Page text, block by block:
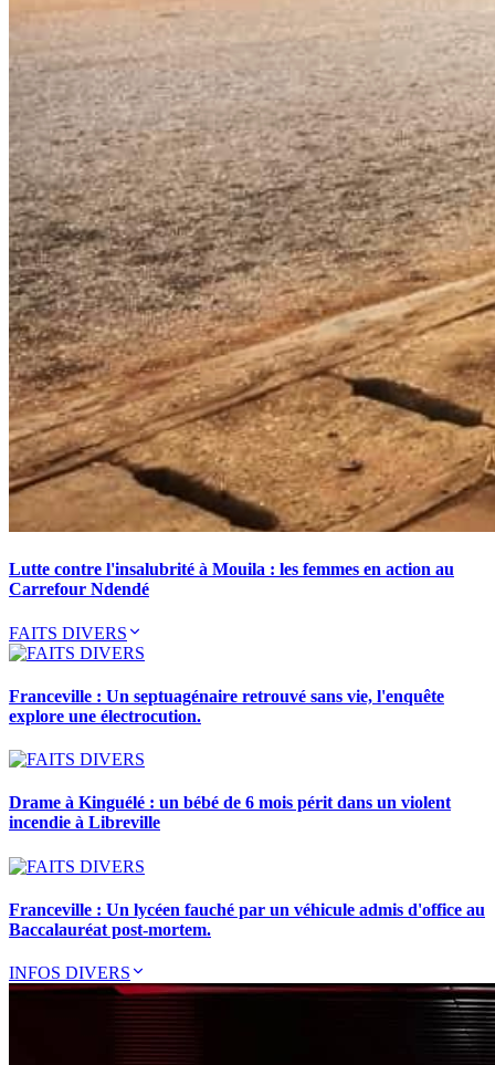
Lutte contre l'insalubrité à Mouila : les femmes en action au
Carrefour Ndendé
FAITS DIVERS
Franceville : Un septuagénaire retrouvé sans vie, l'enquête
explore une électrocution.
Drame à Kinguélé : un bébé de 6 mois périt dans un violent
incendie à Libreville
Franceville : Un lycéen fauché par un véhicule admis d'office au
Baccalauréat post-mortem.
INFOS DIVERS